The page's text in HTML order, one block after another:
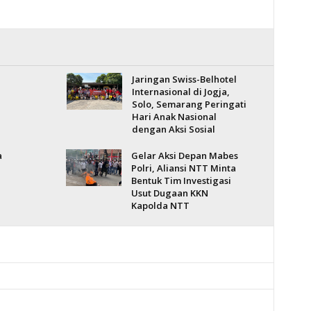
Jaringan Swiss-Belhotel
Internasional di Jogja,
Solo, Semarang Peringati
Hari Anak Nasional
dengan Aksi Sosial
Gelar Aksi Depan Mabes
Polri, Aliansi NTT Minta
Bentuk Tim Investigasi
Usut Dugaan KKN
Kapolda NTT